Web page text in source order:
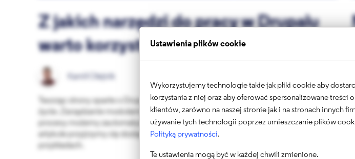
Z jakich narzędzi do pracy w Drupalu
warto korzystać?
Kamil Olejnik
Tworząc strony oparte o Drupala, jako deweloperzy powinniśmy ułatwiać sobie
życie. Zarządzanie modułami, użytkownikami, generowanie kodu - wszystkie te
procesy możemy zautomatyzować i wykonywać pojedynczymi komendami. W tym
artykule przyjrzymy się dostępnym narzędziom i omówimy je na konkretnych
przykładach.
Ustawienia plików cookie
Wykorzystujemy technologie takie jak pliki cookie aby
korzystania z niej oraz aby oferować spersonalizowane
klientów, zarówno na naszej stronie jak i na stronach innych
używanie tych technologii poprzez umieszczanie plików
Polityką prywatności.
Te ustawienia mogą być w każdej chwili zmienione.